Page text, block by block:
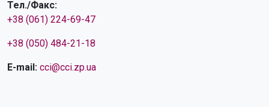
Тел./Факс:
+38 (061) 224-69-47
+38 (050) 484-21-18
E-mail: cci@cci.zp.ua